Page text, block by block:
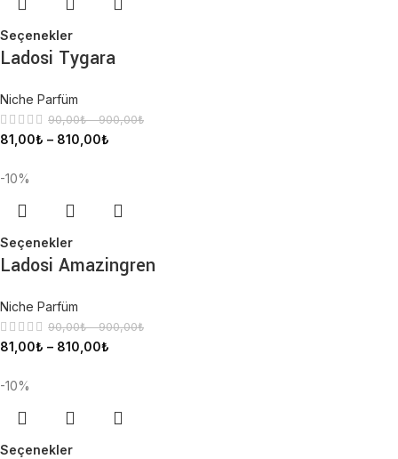
Seçenekler
Ladosi Tygara
Niche Parfüm
90,00₺ –900,00₺
81,00₺ – 810,00₺
-10%
Seçenekler
Ladosi Amazingren
Niche Parfüm
90,00₺ –900,00₺
81,00₺ – 810,00₺
-10%
Seçenekler